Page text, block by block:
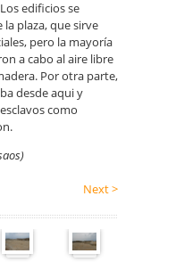
edificios se
la plaza, que sirve
pero la mayoría
a cabo al aire libre
Por otra parte,
desde aqui y
como
Next >